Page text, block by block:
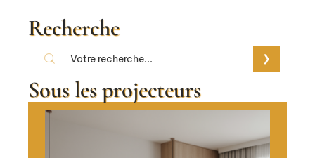
Recherche
Sous les projecteurs